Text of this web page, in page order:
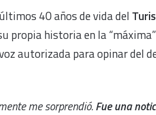
40 años de vida del
propia historia en la
autorizada para opinar del
me sorprendió.Fue una